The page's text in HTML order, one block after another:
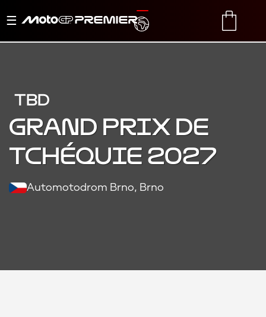
Basculer
navigation
TRANSLATE
TBD
Grand Prix de
Tchéquie 2027
Automotodrom Brno, Brno